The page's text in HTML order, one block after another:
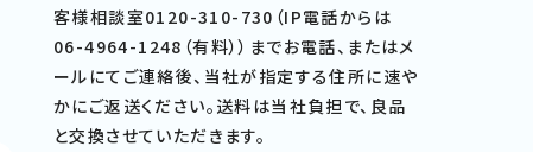
客様相談室0120-310-730（IP電話からは
06-4964-1248（有料））までお電話、またはメ
ールにてご連絡後、当社が指定する住所に速や
かにご返送ください。送料は当社負担で、良品
と交換させていただきます。